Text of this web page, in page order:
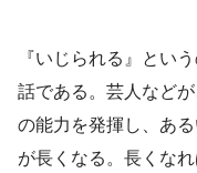
『いじられる』とい
話である。芸人など
の能力を発揮し、あ
が長くなる。長くな